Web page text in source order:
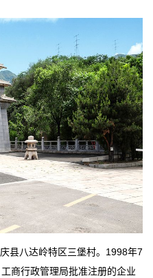
县八达岭特区三堡村。1998年7
商行政管理局批准注册的企业